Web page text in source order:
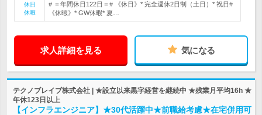
休日
休暇
# ＝年間休日122日＝# 《休日》* 完全週休2日制（土日）* 祝日#
《休暇》* GW休暇* 夏…
求人詳細を見る 気になる
テクノブレイブ株式会社 | ★設立以来黒字経営を継続中 ★残業月平均16h ★
年休123日以上
【インフラエンジニア】★30代活躍中★前職給考慮★在宅併用可